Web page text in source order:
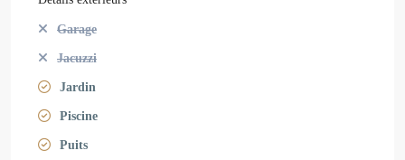
Garage
Jacuzzi
Jardin
Piscine
Puits